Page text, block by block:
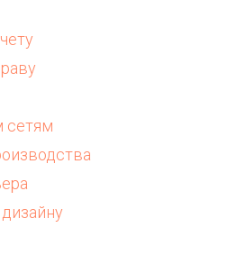
сетям